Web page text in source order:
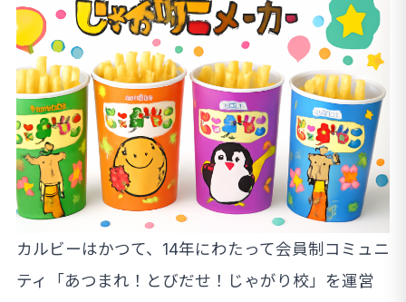
カルビーはかつて、14年にわたって会員制コミュニ
ティ「あつまれ！とびだせ！じゃがり校」を運営